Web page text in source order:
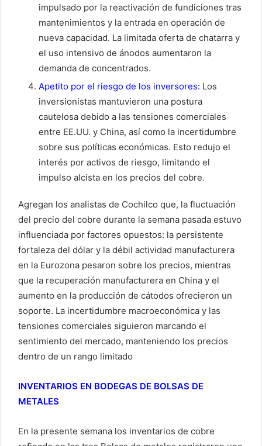
impulsado por la reactivación de fundiciones tras
mantenimientos y la entrada en operación de
nueva capacidad. La limitada oferta de chatarra y
el uso intensivo de ánodos aumentaron la
demanda de concentrados.
Apetito por el riesgo de los inversores: Los
inversionistas mantuvieron una postura
cautelosa debido a las tensiones comerciales
entre EE.UU. y China, así como la incertidumbre
sobre sus políticas económicas. Esto redujo el
interés por activos de riesgo, limitando el
impulso alcista en los precios del cobre.
Agregan los analistas de Cochilco que, la fluctuación
del precio del cobre durante la semana pasada estuvo
influenciada por factores opuestos: la persistente
fortaleza del dólar y la débil actividad manufacturera
en la Eurozona pesaron sobre los precios, mientras
que la recuperación manufacturera en China y el
aumento en la producción de cátodos ofrecieron un
soporte. La incertidumbre macroeconómica y las
tensiones comerciales siguieron marcando el
sentimiento del mercado, manteniendo los precios
dentro de un rango limitado
INVENTARIOS EN BODEGAS DE BOLSAS DE
METALES
En la presente semana los inventarios de cobre